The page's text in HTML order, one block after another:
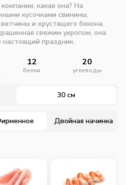
какая она? На
кусочками свинины,
и хрустящего бекона.
свежим укропом, она
праздник.
12
белки
20
углеводы
30 см
Двойная начинка